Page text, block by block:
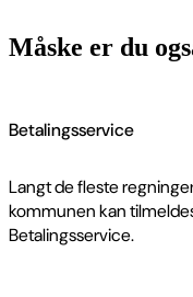
Måske er du
Betalingsservice
Langt de fleste
kommunen kan
Betalingsservice.